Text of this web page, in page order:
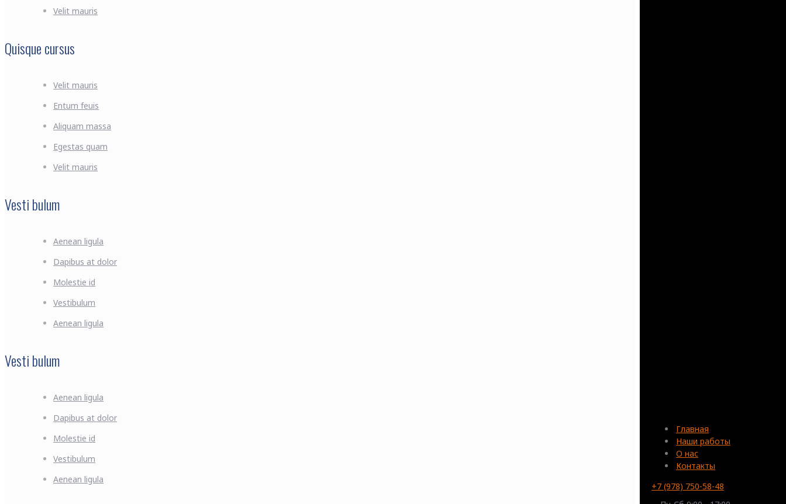
Главная
Наши работы
О нас
Контакты
+7 (978) 750-58-48
Velit mauris
Quisque cursus
Velit mauris
Entum feuis
Aliquam massa
Egestas quam
Velit mauris
Vesti bulum
Aenean ligula
Dapibus at dolor
Molestie id
Vestibulum
Aenean ligula
Vesti bulum
Aenean ligula
Dapibus at dolor
Molestie id
Vestibulum
Aenean ligula